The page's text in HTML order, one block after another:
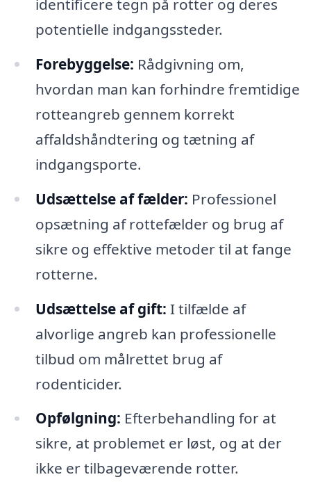
identificere tegn på rotter og deres
potentielle indgangssteder.
Forebyggelse: Rådgivning om,
hvordan man kan forhindre fremtidige
rotteangreb gennem korrekt
affaldshåndtering og tætning af
indgangsporte.
Udsættelse af fælder: Professionel
opsætning af rottefælder og brug af
sikre og effektive metoder til at fange
rotterne.
Udsættelse af gift: I tilfælde af
alvorlige angreb kan professionelle
tilbud om målrettet brug af
rodenticider.
Opfølgning: Efterbehandling for at
sikre, at problemet er løst, og at der
ikke er tilbageværende rotter.